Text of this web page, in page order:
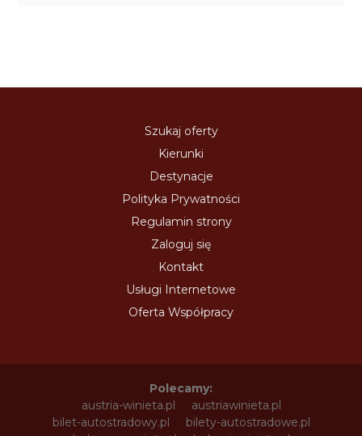
Szukaj oferty
Kierunki
Destynacje
Polityka Prywatności
Regulamin strony
Zaloguj się
Kontakt
Usługi Internetowe
Oferta Współpracy
Polecamy:
austria-winieta.pl
austriawinieta.pl
bilet-autostradowy.pl
bilety-autostradowe.pl